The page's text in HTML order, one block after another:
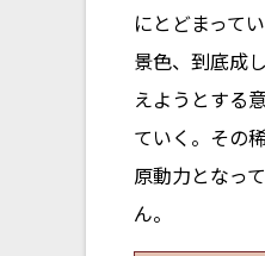
にとどまって
景色、到底成
えようとする
ていく。その
原動力となっ
ん。